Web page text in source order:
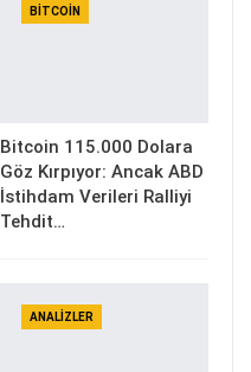
BITCOIN
Bitcoin 115.000 Dolara
Göz Kırpıyor: Ancak ABD
İstihdam Verileri Ralliyi
Tehdit…
ANALIZLER